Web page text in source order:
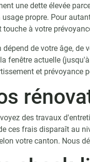
une dette élevée
usage propre. Pour
touche à votre
dépend de votre âge, de
fenêtre actuelle
et prévoyance
des travaux
ces frais disparaît au
votre canton. Nous